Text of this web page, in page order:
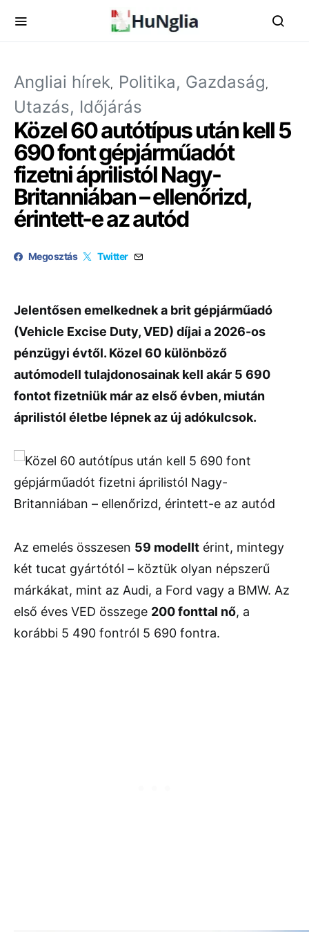
Angliai hírek Politika, Gazdaság
Utazás, Időjárás
Közel 60 autótípus után kell 5
690 font gépjárműadót
fizetni áprilistól Nagy-
Britanniában – ellenőrizd,
érintett-e az autód
Megosztás Twitter
Jelentősen emelkednek a brit gépjárműadó
(Vehicle Excise Duty, VED) díjai a 2026-os
pénzügyi évtől. Közel 60 különböző
autómodell tulajdonosainak kell akár 5 690
fontot fizetniük már az első évben, miután
áprilistól életbe lépnek az új adókulcsok.
Az emelés összesen 59 modellt érint, mintegy
két tucat gyártótól – köztük olyan népszerű
márkákat, mint az Audi, a Ford vagy a BMW. Az
első éves VED összege 200 fonttal nő, a
korábbi 5 490 fontról 5 690 fontra.